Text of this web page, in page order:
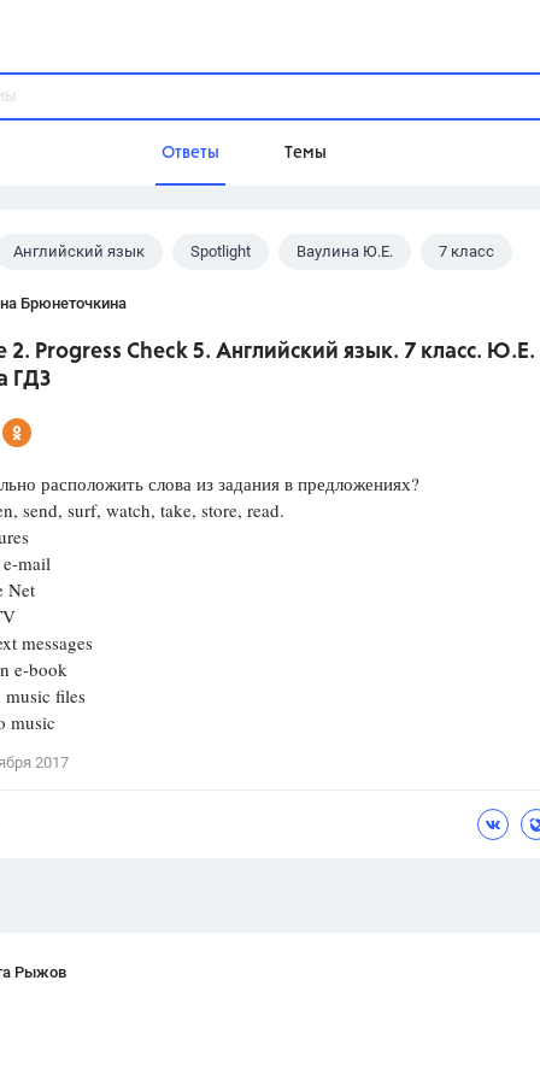
Ответы Темы
Домашнее задание
Разумовская М.М.,
Английский язык Spotlight Ваулина Ю.Е. 7 класс
Брюнеточкина
2. Progress Check 5. Английский язык. 7 класс. Ю.Е.
ГДЗ
расположить слова из задания в предложениях?
send, surf, watch, take, store, read.
mail
book
files
2017
Рыжов